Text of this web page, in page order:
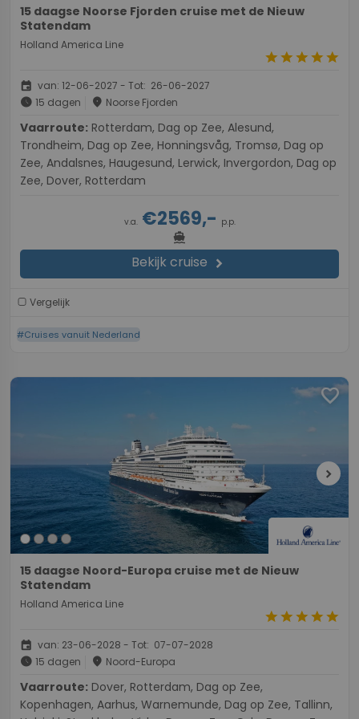
15 daagse Noorse Fjorden cruise met de Nieuw
Statendam
Holland America Line
starstarstarstarstar
event van: 12-06-2027 - Tot: 26-06-2027
schedule 15 dagen place Noorse Fjorden
Vaarroute:
Trondheim, Dag op Zee, Honningsvåg, Tromsø, Dag op
Zee, Andalsnes, Haugesund, Lerwick, Invergordon, Dag op
Zee, Dover, Rotterdam
v.a.€2569,- p.p.
directions_boat
Bekijk cruise chevron_right
Vergelijk
#Cruises vanuit Nederland
favorite
chevron_right
15 daagse Noord-Europa cruise met de Nieuw
Statendam
Holland America Line
starstarstarstarstar
event van: 23-06-2028 - Tot: 07-07-2028
schedule 15 dagen place Noord-Europa
Vaarroute:
Kopenhagen, Aarhus, Warnemunde, Dag op Zee, Tallinn,